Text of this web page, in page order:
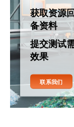
获取资源
备资料
提交测试
效果
联系我们